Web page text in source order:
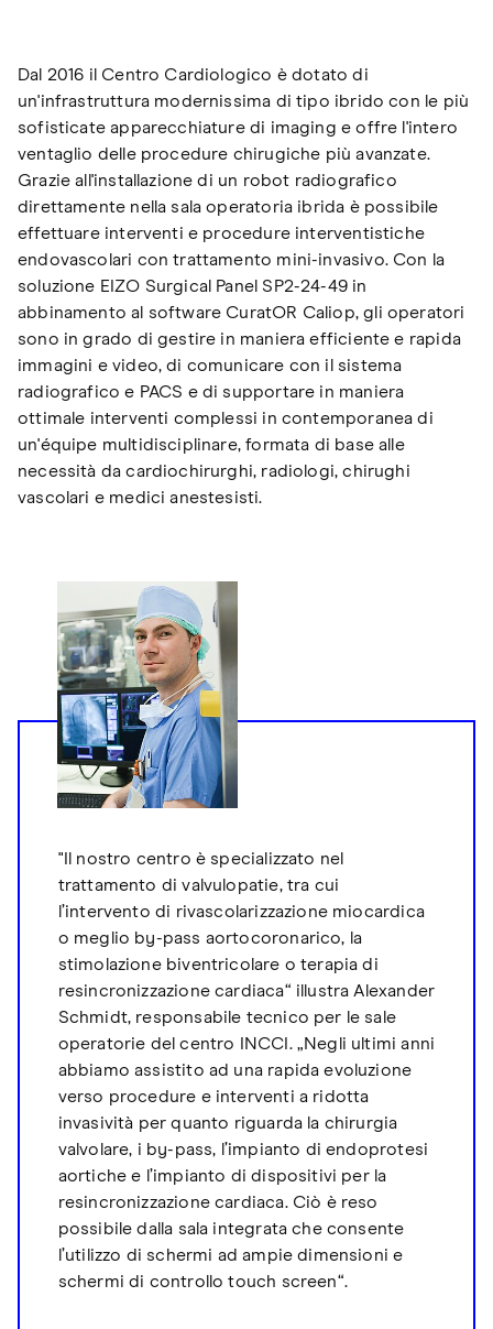
Dal 2016 il Centro Cardiologico è dotato di
un'infrastruttura modernissima di tipo ibrido con le più
sofisticate apparecchiature di imaging e offre l'intero
ventaglio delle procedure chirugiche più avanzate.
Grazie all'installazione di un robot radiografico
direttamente nella sala operatoria ibrida è possibile
effettuare interventi e procedure interventistiche
endovascolari con trattamento mini-invasivo. Con la
soluzione EIZO Surgical Panel SP2-24-49 in
abbinamento al software CuratOR Caliop, gli operatori
sono in grado di gestire in maniera efficiente e rapida
immagini e video, di comunicare con il sistema
radiografico e PACS e di supportare in maniera
ottimale interventi complessi in contemporanea di
un'équipe multidisciplinare, formata di base alle
necessità da cardiochirurghi, radiologi, chirughi
vascolari e medici anestesisti.
"Il nostro centro è specializzato nel
trattamento di valvulopatie, tra cui
l’intervento di rivascolarizzazione miocardica
o meglio by-pass aortocoronarico, la
stimolazione biventricolare o terapia di
resincronizzazione cardiaca“ illustra Alexander
Schmidt, responsabile tecnico per le sale
operatorie del centro INCCI. „Negli ultimi anni
abbiamo assistito ad una rapida evoluzione
verso procedure e interventi a ridotta
invasività per quanto riguarda la chirurgia
valvolare, i by-pass, l’impianto di endoprotesi
aortiche e l’impianto di dispositivi per la
resincronizzazione cardiaca. Ciò è reso
possibile dalla sala integrata che consente
l’utilizzo di schermi ad ampie dimensioni e
schermi di controllo touch screen“.